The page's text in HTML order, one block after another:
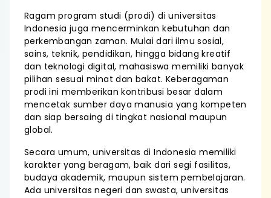
Ragam program studi (prodi) di universitas
Indonesia juga mencerminkan kebutuhan dan
perkembangan zaman. Mulai dari ilmu sosial,
sains, teknik, pendidikan, hingga bidang kreatif
dan teknologi digital, mahasiswa memiliki banyak
pilihan sesuai minat dan bakat. Keberagaman
prodi ini memberikan kontribusi besar dalam
mencetak sumber daya manusia yang kompeten
dan siap bersaing di tingkat nasional maupun
global.
Secara umum, universitas di Indonesia memiliki
karakter yang beragam, baik dari segi fasilitas,
budaya akademik, maupun sistem pembelajaran.
Ada universitas negeri dan swasta, universitas